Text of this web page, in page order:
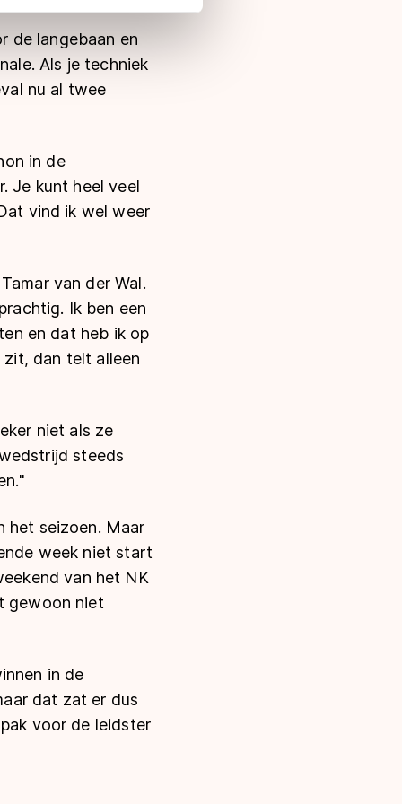
in met deze overdracht.
de langebaan en
Als je techniek
nu al twee
in de
Je kunt heel veel
vind ik wel weer
van der Wal.
Ik ben een
en dat heb ik op
zit, dan telt alleen
niet als ze
steeds
het seizoen. Maar
week niet start
van het NK
gewoon niet
in de
dat zat er dus
voor de leidster